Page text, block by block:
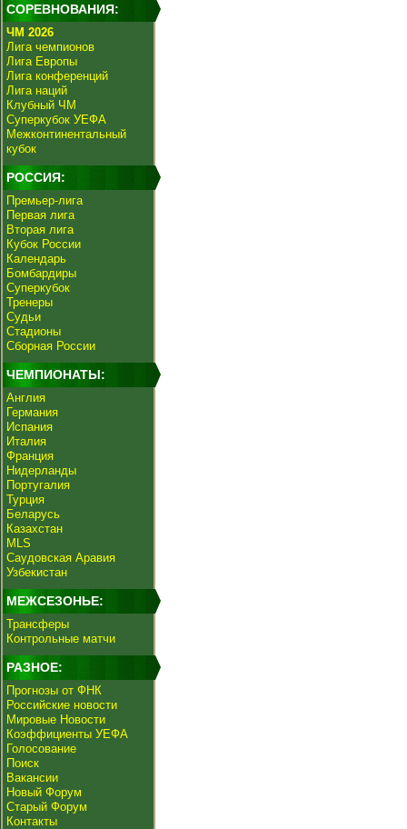
СОРЕВНОВАНИЯ:
ЧМ 2026
Лига чемпионов
Лига Европы
Лига конференций
Лига наций
Клубный ЧМ
Суперкубок УЕФА
Межконтинентальный
кубок
РОССИЯ:
Премьер-лига
Первая лига
Вторая лига
Кубок России
Календарь
Бомбардиры
Суперкубок
Тренеры
Судьи
Стадионы
Сборная России
ЧЕМПИОНАТЫ:
Англия
Германия
Испания
Италия
Франция
Нидерланды
Португалия
Турция
Беларусь
Казахстан
MLS
Саудовская Аравия
Узбекистан
МЕЖСЕЗОНЬЕ:
Трансферы
Контрольные матчи
РАЗНОЕ:
Прогнозы от ФНК
Российские новости
Мировые Новости
Коэффициенты УЕФА
Голосование
Поиск
Вакансии
Новый Форум
Старый Форум
Контакты